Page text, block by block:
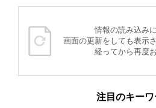
情報の読み込み
画面の更新をしても表示
経ってから再度
注目のキーワ